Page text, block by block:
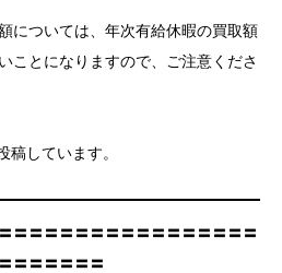
については、年次有給休暇の買取額
ことになりますので、ご注意くださ
しています。
〓〓〓〓〓〓〓〓〓〓〓〓〓〓〓〓
〓〓〓〓〓〓